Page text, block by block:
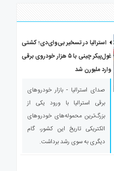
استرالیا در تسخیر بی‌وای‌دی؛ کشتی
غول‌پیکر چینی با ۵ هزار خودروی برقی
وارد ملبورن شد
صدای استرالیا - بازار خودروهای
برقی استرالیا با ورود یکی از
بزرگ‌ترین محموله‌های خودروهای
الکتریکی تاریخ این کشور، گام
دیگری به سوی رشد برداشت.